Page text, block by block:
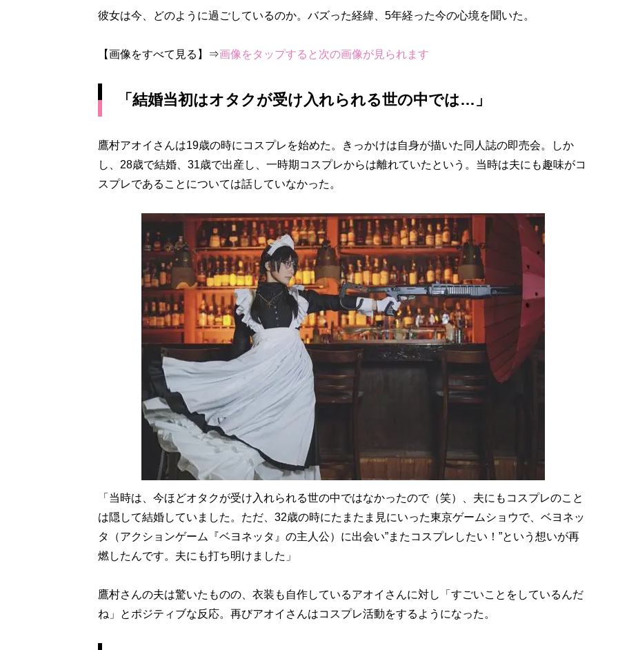
彼女は今、どのように過ごしているのか。バズった経緯、5年経った今の心境を聞いた。
【画像をすべて見る】⇒画像をタップすると次の画像が見られます
「結婚当初はオタクが受け入れられる世の中では…」
鷹村アオイさんは19歳の時にコスプレを始めた。きっかけは自身が描いた同人誌の即売会。しか
し、28歳で結婚、31歳で出産し、一時期コスプレからは離れていたという。当時は夫にも趣味がコ
スプレであることについては話していなかった。
「当時は、今ほどオタクが受け入れられる世の中ではなかったので（笑）、夫にもコスプレのこと
は隠して結婚していました。ただ、32歳の時にたまたま見にいった東京ゲームショウで、ベヨネッ
タ（アクションゲーム『ベヨネッタ』の主人公）に出会い”またコスプレしたい！”という想いが再
燃したんです。夫にも打ち明けました」
鷹村さんの夫は驚いたものの、衣装も自作しているアオイさんに対し「すごいことをしているんだ
ね」とポジティブな反応。再びアオイさんはコスプレ活動をするようになった。